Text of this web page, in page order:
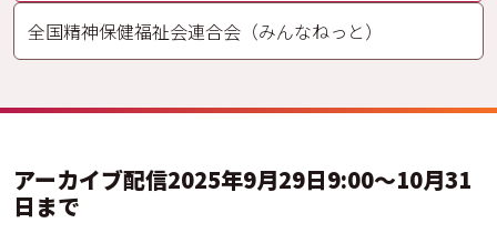
全国精神保健福祉会連合会（みんなねっと）
アーカイブ配信2025年9月29日9:00〜10月31
日まで